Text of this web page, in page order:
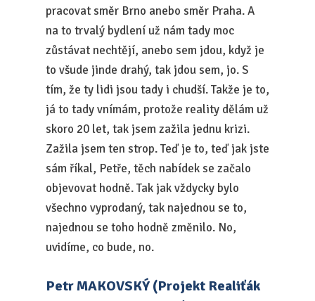
pracovat směr Brno anebo směr Praha. A
na to trvalý bydlení už nám tady moc
zůstávat nechtějí, anebo sem jdou, když je
to všude jinde drahý, tak jdou sem, jo. S
tím, že ty lidi jsou tady i chudší. Takže je to,
já to tady vnímám, protože reality dělám už
skoro 20 let, tak jsem zažila jednu krizi.
Zažila jsem ten strop. Teď je to, teď jak jste
sám říkal, Petře, těch nabídek se začalo
objevovat hodně. Tak jak vždycky bylo
všechno vyprodaný, tak najednou se to,
najednou se toho hodně změnilo. No,
uvidíme, co bude, no.
Petr MAKOVSKÝ (Projekt Realiťák